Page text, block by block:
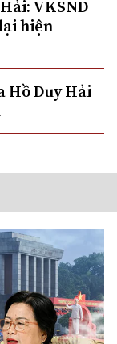
VKSND
hiện
Hồ Duy Hải